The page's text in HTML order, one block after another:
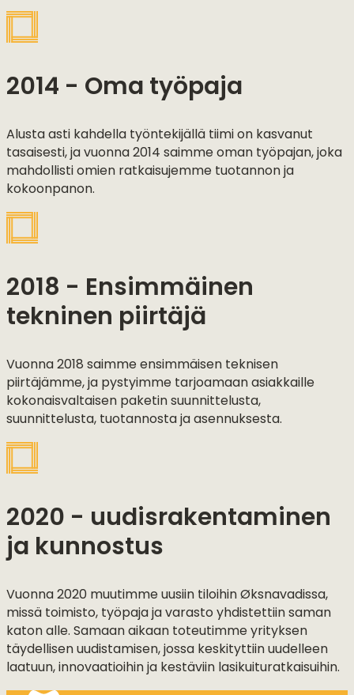
2014 - Oma työpaja
Alusta asti kahdella työntekijällä tiimi on kasvanut
tasaisesti, ja vuonna 2014 saimme oman työpajan, joka
mahdollisti omien ratkaisujemme tuotannon ja
kokoonpanon.
2018 - Ensimmäinen
tekninen piirtäjä
Vuonna 2018 saimme ensimmäisen teknisen
piirtäjämme, ja pystyimme tarjoamaan asiakkaille
kokonaisvaltaisen paketin suunnittelusta,
suunnittelusta, tuotannosta ja asennuksesta.
2020 - uudisrakentaminen
ja kunnostus
Vuonna 2020 muutimme uusiin tiloihin Øksnavadissa,
missä toimisto, työpaja ja varasto yhdistettiin saman
katon alle. Samaan aikaan toteutimme yrityksen
täydellisen uudistamisen, jossa keskityttiin uudelleen
laatuun, innovaatioihin ja kestäviin lasikuituratkaisuihin.